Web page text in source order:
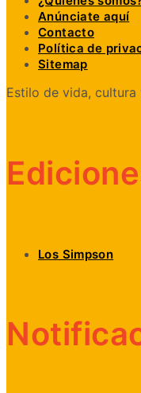
Anúnciate aquí
Contacto
Política de
Sitemap
Estilo de vida,
Los Simpson